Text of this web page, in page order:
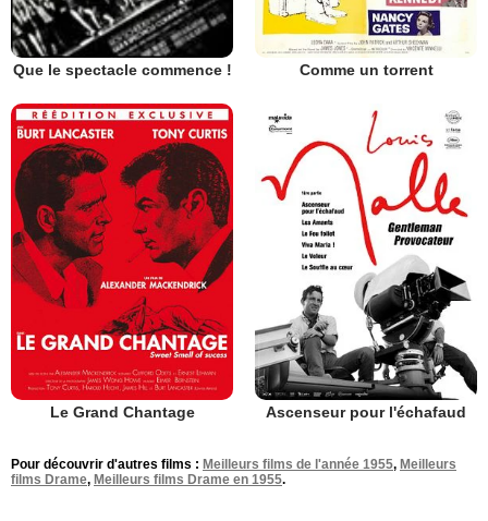
Que le spectacle commence ! Comme un torrent
Le Grand Chantage Ascenseur pour l'échafaud
Pour découvrir d'autres films : Meilleurs films de l'année 1955, Meilleurs
films Drame, Meilleurs films Drame en 1955.